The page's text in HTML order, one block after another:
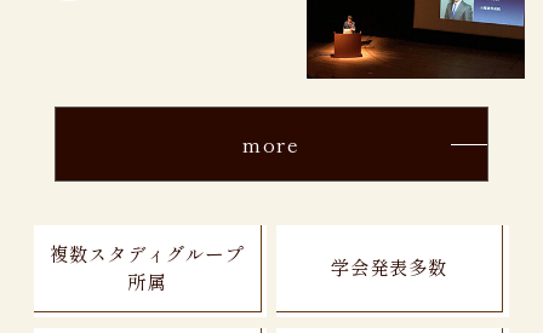
more
複数スタディグループ
所属
学会発表多数